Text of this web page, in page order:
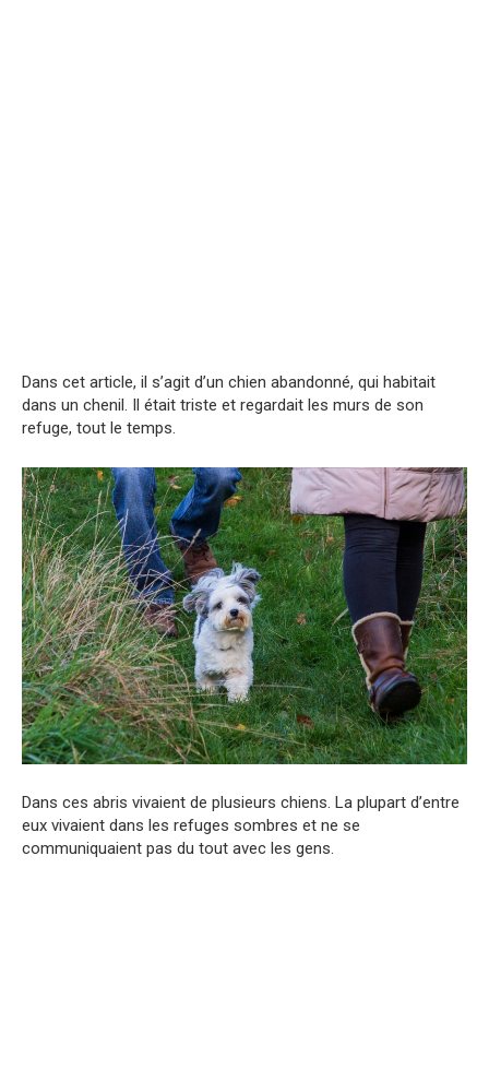
Dans cet article, il s’agit d’un chien abandonné, qui habitait
dans un chenil. Il était triste et regardait les murs de son
refuge, tout le temps.
Dans ces abris vivaient de plusieurs chiens. La plupart d’entre
eux vivaient dans les refuges sombres et ne se
communiquaient pas du tout avec les gens.